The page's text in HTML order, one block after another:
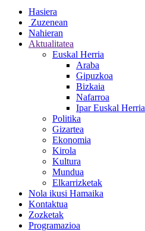
Hasiera
Zuzenean
Nahieran
Aktualitatea
Euskal Herria
Araba
Gipuzkoa
Bizkaia
Nafarroa
Ipar Euskal Herria
Politika
Gizartea
Ekonomia
Kirola
Kultura
Mundua
Elkarrizketak
Nola ikusi Hamaika
Kontaktua
Zozketak
Programazioa